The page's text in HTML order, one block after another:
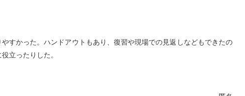
すかった。ハンドアウトもあり、復習や現場での見返しなどもできたの
立ったりした。